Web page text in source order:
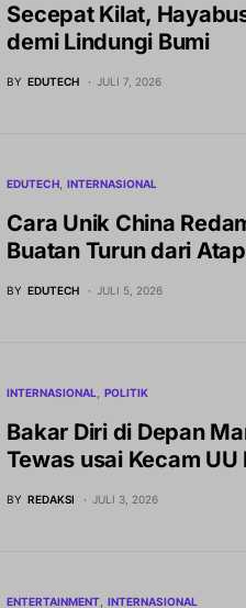
Secepat Kilat,
demi Lindungi Bumi
BY EDUTECH JULI 7, 2026
EDUTECH INTERNASIONAL
Cara Unik China
Buatan Turun dari Atap
BY EDUTECH JULI 5, 2026
INTERNASIONAL POLITIK
Bakar Diri di Depan
Tewas usai Kecam UU
BY REDAKSI JULI 3, 2026
ENTERTAINMENT INTERNASIONAL